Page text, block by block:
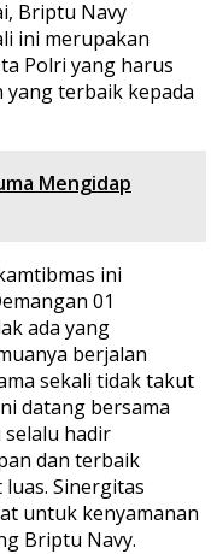
Briptu Navy
ini merupakan
Polri yang harus
yang terbaik kepada
Mengidap
ini
01
ada yang
berjalan
sekali tidak takut
datang bersama
hadir
dan terbaik
Sinergitas
untuk kenyamanan
Briptu Navy.